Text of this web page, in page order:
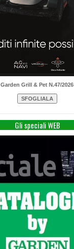
Garden Grill & Pet N.47/2026
Gli speciali WEB